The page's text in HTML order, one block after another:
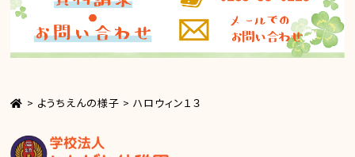
> ようちえんの様子 >ハロウィン１３